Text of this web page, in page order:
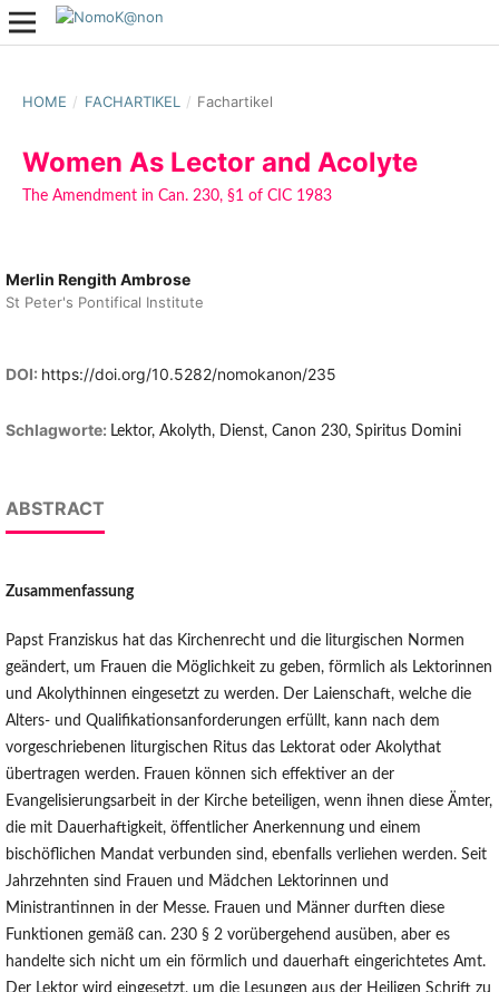
HOME / FACHARTIKEL / Fachartikel
Women As Lector and Acolyte
The Amendment in Can. 230, §1 of CIC 1983
Merlin Rengith Ambrose
St Peter's Pontifical Institute
DOI: https://doi.org/10.5282/nomokanon/235
Schlagworte: Lektor, Akolyth, Dienst, Canon 230, Spiritus Domini
ABSTRACT
Zusammenfassung
Papst Franziskus hat das Kirchenrecht und die liturgischen Normen
geändert, um Frauen die Möglichkeit zu geben, förmlich als Lektorinnen
und Akolythinnen eingesetzt zu werden. Der Laienschaft, welche die
Alters- und Qualifikationsanforderungen erfüllt, kann nach dem
vorgeschriebenen liturgischen Ritus das Lektorat oder Akolythat
übertragen werden. Frauen können sich effektiver an der
Evangelisierungsarbeit in der Kirche beteiligen, wenn ihnen diese Ämter,
die mit Dauerhaftigkeit, öffentlicher Anerkennung und einem
bischöflichen Mandat verbunden sind, ebenfalls verliehen werden. Seit
Jahrzehnten sind Frauen und Mädchen Lektorinnen und
Ministrantinnen in der Messe. Frauen und Männer durften diese
Funktionen gemäß can. 230 § 2 vorübergehend ausüben, aber es
handelte sich nicht um ein förmlich und dauerhaft eingerichtetes Amt.
Der Lektor wird eingesetzt, um die Lesungen aus der Heiligen Schrift zu